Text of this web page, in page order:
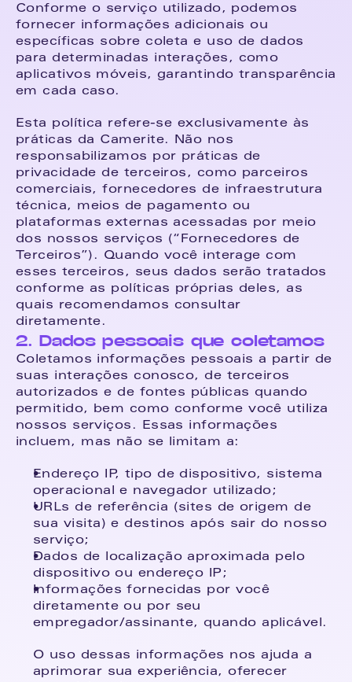
Conforme o serviço utilizado, podemos
fornecer informações adicionais ou
específicas sobre coleta e uso de dados
para determinadas interações, como
aplicativos móveis, garantindo transparência
em cada caso.
Esta política refere-se exclusivamente às
práticas da Camerite. Não nos
responsabilizamos por práticas de
privacidade de terceiros, como parceiros
comerciais, fornecedores de infraestrutura
técnica, meios de pagamento ou
plataformas externas acessadas por meio
dos nossos serviços (“Fornecedores de
Terceiros”). Quando você interage com
esses terceiros, seus dados serão tratados
conforme as políticas próprias deles, as
quais recomendamos consultar
diretamente.
2. Dados pessoais que coletamos
Coletamos informações pessoais a partir de
suas interações conosco, de terceiros
autorizados e de fontes públicas quando
permitido, bem como conforme você utiliza
nossos serviços. Essas informações
incluem, mas não se limitam a:
Endereço IP, tipo de dispositivo, sistema
operacional e navegador utilizado;
URLs de referência (sites de origem de
sua visita) e destinos após sair do nosso
serviço;
Dados de localização aproximada pelo
dispositivo ou endereço IP;
Informações fornecidas por você
diretamente ou por seu
empregador/assinante, quando aplicável.
O uso dessas informações nos ajuda a
aprimorar sua experiência, oferecer